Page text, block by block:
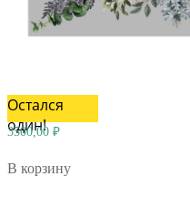
Остался
один!
3500,00 ₽
В корзину